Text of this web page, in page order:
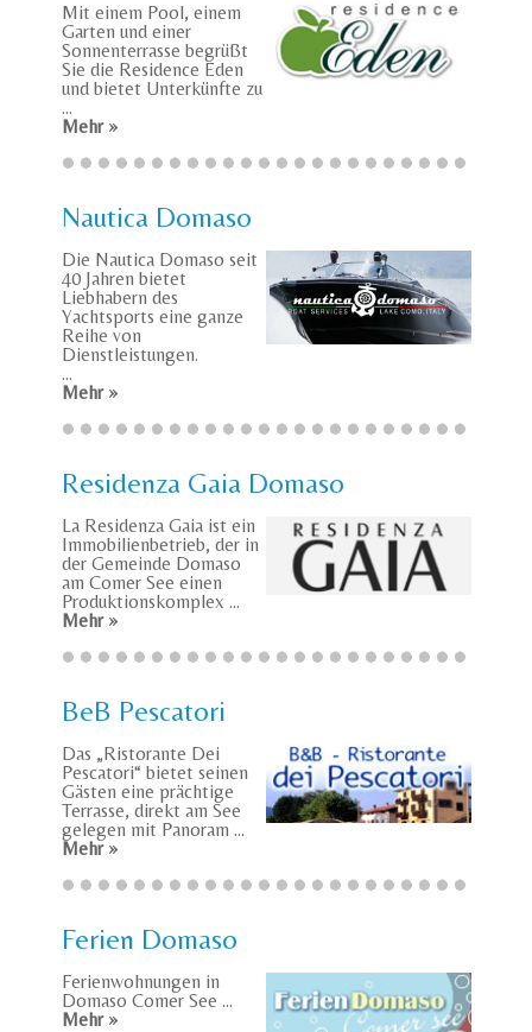
Mit einem Pool, einem
Garten und einer
Sonnenterrasse begrüßt
Sie die Residence Eden
und bietet Unterkünfte zu
...
Mehr »
Nautica Domaso
Die Nautica Domaso seit
40 Jahren bietet
Liebhabern des
Yachtsports eine ganze
Reihe von
Dienstleistungen.
...
Mehr »
Residenza Gaia Domaso
La Residenza Gaia ist ein
Immobilienbetrieb, der in
der Gemeinde Domaso
am Comer See einen
Produktionskomplex ...
Mehr »
BeB Pescatori
Das „Ristorante Dei
Pescatori“ bietet seinen
Gästen eine prächtige
Terrasse, direkt am See
gelegen mit Panoram ...
Mehr »
Ferien Domaso
Ferienwohnungen in
Domaso Comer See ...
Mehr »